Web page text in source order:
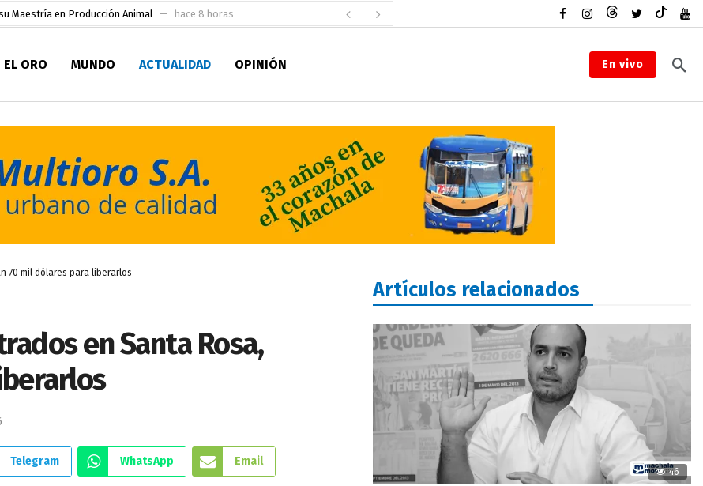
y Lista 70 en Pichincha y varias provincias
hace 14 horas
Casa del Pescador Artesanal Orense
de Machala hace 2 días
Eugenio Espejo hace 2 días
la Serie A del Fútbol Femenino Nacional 2026 hace 6 horas
EL ORO MUNDO ACTUALIDAD OPINIÓN En vivo
70 mil dólares para liberarlos
en Santa Rosa,
Telegram WhatsApp Email
Artículos relacionados
46